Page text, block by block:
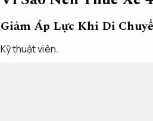
Giảm Áp Lực Khi Di
Kỹ thuật viên.